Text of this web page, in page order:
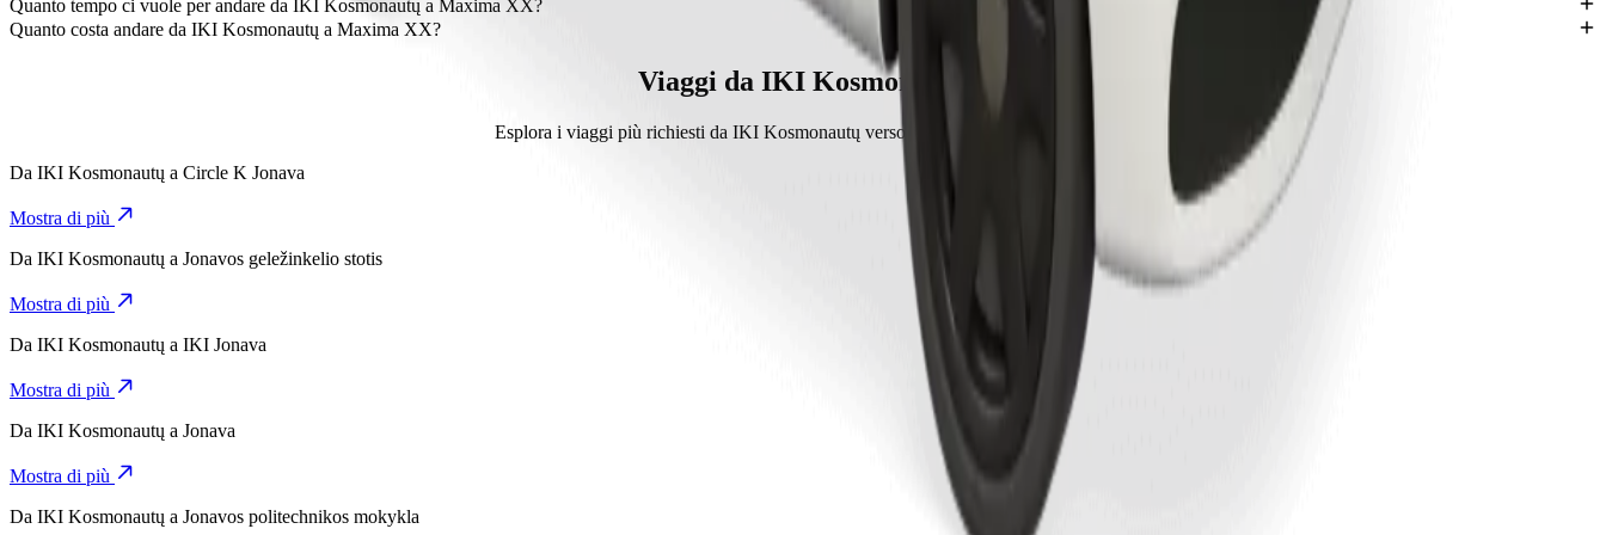
Maxima XX dista circa 3,1 km da IKI Kosmonautų.
Quanto tempo ci vuole per andare da IKI Kosmonautų a Maxima XX?
Ci vogliono circa 6 min per andare da IKI Kosmonautų a Maxima XX con Bolt.
Quanto costa andare da IKI Kosmonautų a Maxima XX?
Viaggi da IKI Kosmonautų
Esplora i viaggi più richiesti da IKI Kosmonautų verso altre destinazioni a Jonava.
Da IKI Kosmonautų a Circle K Jonava
Mostra di più
Da IKI Kosmonautų a Jonavos geležinkelio stotis
Mostra di più
Da IKI Kosmonautų a IKI Jonava
Mostra di più
Da IKI Kosmonautų a Jonava
Mostra di più
Da IKI Kosmonautų a Jonavos politechnikos mokykla